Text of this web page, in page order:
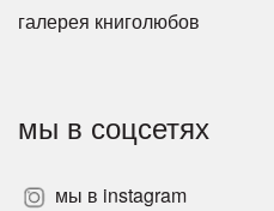
галерея книголюбов
мы в соцсетях
мы в instagram